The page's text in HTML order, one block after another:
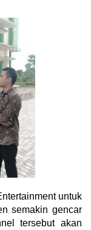
untuk
semakin gencar
tersebut akan